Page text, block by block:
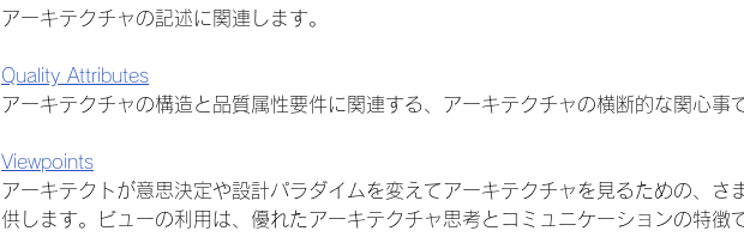
アーキテクチャの記述に関連します。
Quality Attributes
アーキテクチャの構造と品質属性要件に関連する、アーキテクチャの横断的な関心事
Viewpoints
アーキテクトが意思決定や設計パラダイムを変えてアーキテクチャを見るための、さ
供します。ビューの利用は、優れたアーキテクチャ思考とコミュニケーションの特徴